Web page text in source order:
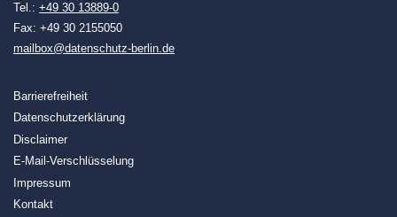
Tel.: +49 30 13889-0
Fax: +49 30 2155050
mailbox@datenschutz-berlin.de
Barrierefreiheit
Datenschutzerklärung
Disclaimer
E-Mail-Verschlüsselung
Impressum
Kontakt